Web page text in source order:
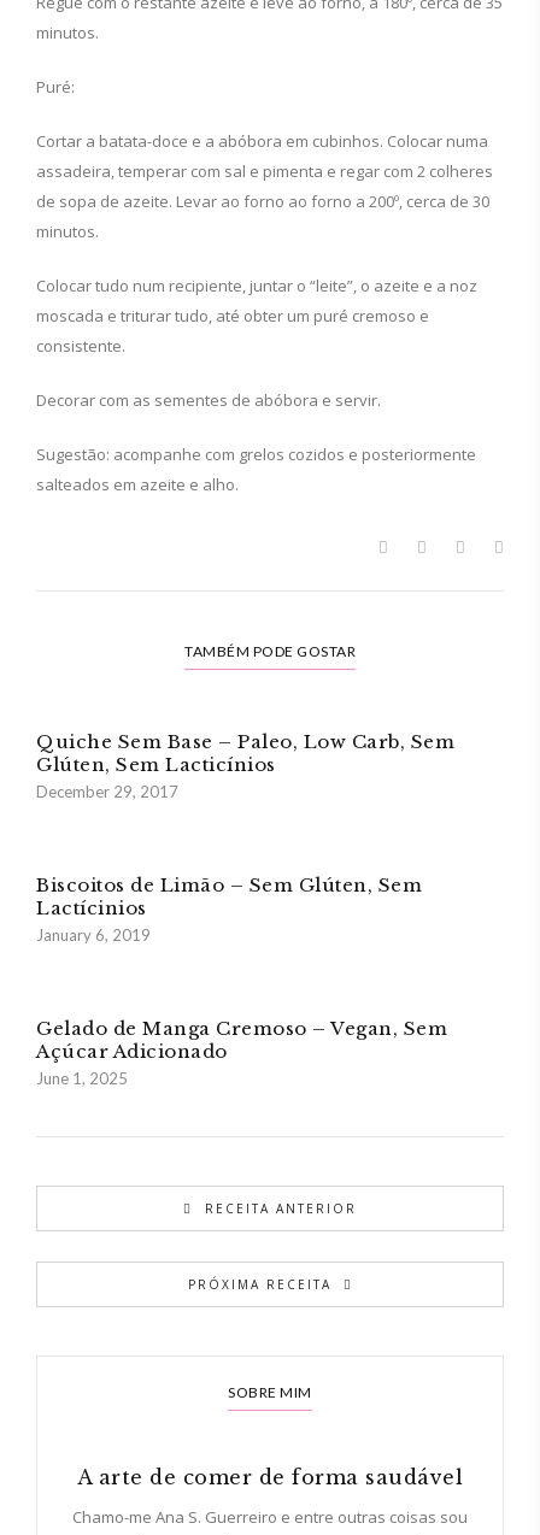
minutos.
Puré:
Cortar a batata-doce e a abóbora em cubinhos. Colocar numa
assadeira, temperar com sal e pimenta e regar com 2 colheres
de sopa de azeite. Levar ao forno ao forno a 200º, cerca de 30
minutos.
Colocar tudo num recipiente, juntar o “leite”, o azeite e a noz
moscada e triturar tudo, até obter um puré cremoso e
consistente.
Decorar com as sementes de abóbora e servir.
Sugestão: acompanhe com grelos cozidos e posteriormente
salteados em azeite e alho.
TAMBÉM PODE GOSTAR
Quiche Sem Base – Paleo, Low Carb, Sem
Glúten, Sem Lacticínios
December 29, 2017
Biscoitos de Limão – Sem Glúten, Sem
Lactícinios
January 6, 2019
Gelado de Manga Cremoso – Vegan, Sem
Açúcar Adicionado
June 1, 2025
RECEITA ANTERIOR
PRÓXIMA RECEITA
SOBRE MIM
A arte de comer de forma saudável
Chamo-me Ana S. Guerreiro e entre outras coisas sou